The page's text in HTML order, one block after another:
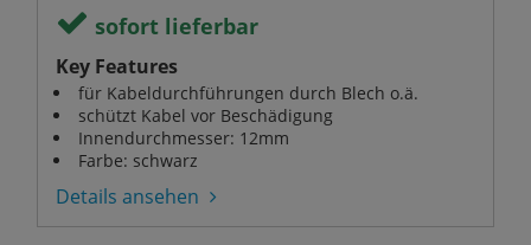
sofort lieferbar
Key Features
für Kabeldurchführungen durch Blech o.ä.
schützt Kabel vor Beschädigung
Innendurchmesser: 12mm
Farbe: schwarz
Details ansehen